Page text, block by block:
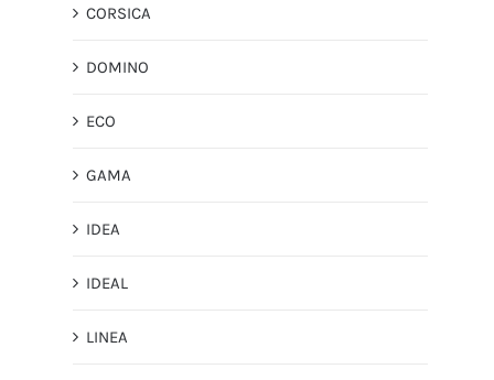
CORSICA
DOMINO
ECO
GAMA
IDEA
IDEAL
LINEA